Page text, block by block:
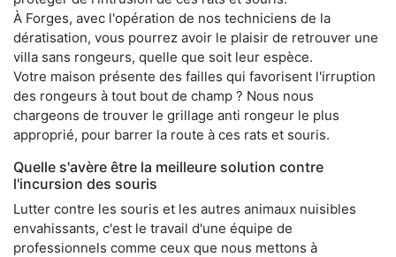
À Forges, avec l'opération de nos techniciens de la
dératisation, vous pourrez avoir le plaisir de retrouver une
villa sans rongeurs, quelle que soit leur espèce.
Votre maison présente des failles qui favorisent l'irruption
des rongeurs à tout bout de champ ? Nous nous
chargeons de trouver le grillage anti rongeur le plus
approprié, pour barrer la route à ces rats et souris.
Quelle s'avère être la meilleure solution contre
l'incursion des souris
Lutter contre les souris et les autres animaux nuisibles
envahissants, c'est le travail d'une équipe de
professionnels comme ceux que nous mettons à